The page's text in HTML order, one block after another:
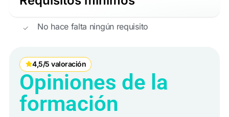
No hace falta ningún requisito
4,5/5 valoración
Opiniones de la
formación